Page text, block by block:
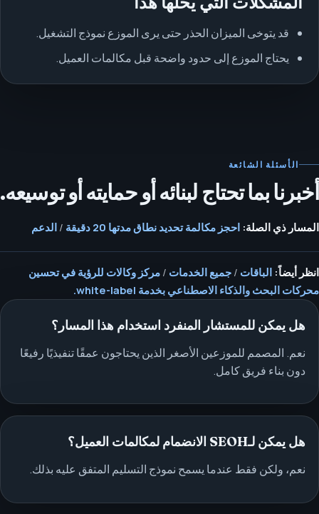
قد يتوخى الميزان الحذر حتى يرى الموزع نموذج التشغيل.
يحتاج الموزع إلى حدود واضحة قبل مكالمات العميل.
الأسئلة الشائعة
أخبرنا بما تحتاج لبنائه أو حمايته أو توسيعه.
المسار ذي الصلة: احجز مكالمة تحديد نطاق مدتها 20 دقيقة / الدعم
انظر أيضاً: الباقات / جميع الخدمات / مركز وكالات للرؤية في تحسين
محركات البحث والذكاء الاصطناعي بخدمة white-label.
هل يمكن للمستشار المنفرد استخدام هذا المسار؟
نعم. المصمم للموزعين الأصغر الذين يحتاجون عمقًا تنفيذيًا رفيعًا
دون بناء فريق كامل.
هل يمكن لـSEOH الانضمام لمكالمات العميل؟
نعم، ولكن فقط عندما يسمح نموذج التسليم المتفق عليه بذلك.